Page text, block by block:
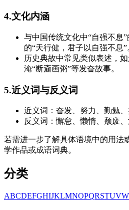
4.文化内涵
与中国传统文化中“自强不息”
的“天行健，君子以自强不息”
历史典故中常见类似表述，
淹“断齑画粥”等发奋故事。
5.近义词与反义词
近义词：奋发、努力、勤勉、
反义词：懈怠、懒惰、颓废、
若需进一步了解具体语境中的用法
学作品或成语词典。
分类
ABCDEFGHIJKLMNOPQRSTUVW